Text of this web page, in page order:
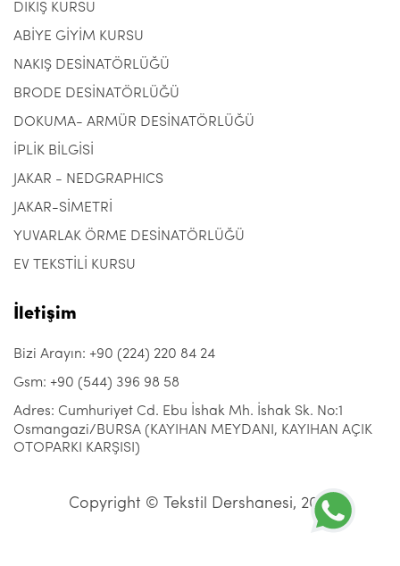
DİKİŞ KURSU
ABİYE GİYİM KURSU
NAKIŞ DESİNATÖRLÜĞÜ
BRODE DESİNATÖRLÜĞÜ
DOKUMA- ARMÜR DESİNATÖRLÜĞÜ
İPLİK BİLGİSİ
JAKAR - NEDGRAPHICS
JAKAR-SİMETRİ
YUVARLAK ÖRME DESİNATÖRLÜĞÜ
EV TEKSTİLİ KURSU
İletişim
Bizi Arayın: +90 (224) 220 84 24
Gsm: +90 (544) 396 98 58
Adres: Cumhuriyet Cd. Ebu İshak Mh. İshak Sk. No:1
Osmangazi/BURSA (KAYIHAN MEYDANI, KAYIHAN AÇIK
OTOPARKI KARŞISI)
Copyright © Tekstil Dershanesi, 2021